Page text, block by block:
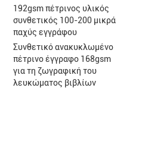
192gsm πέτρινος υλικός
συνθετικός 100-200 μικρά
παχύς εγγράφου
Συνθετικό ανακυκλωμένο
πέτρινο έγγραφο 168gsm
για τη ζωγραφική του
λευκώματος βιβλίων